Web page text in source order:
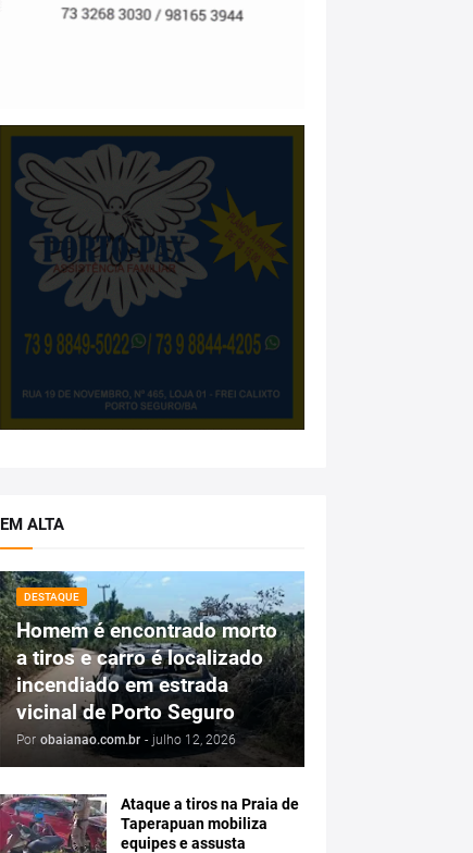
EM ALTA
DESTAQUE
Homem é encontrado morto
a tiros e carro é localizado
incendiado em estrada
vicinal de Porto Seguro
Por obaianao.com.br - julho 12, 2026
Ataque a tiros na Praia de
Taperapuan mobiliza
equipes e assusta